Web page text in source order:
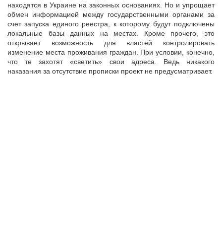
находятся в Украине на законных основаниях. Но и упрощает
обмен информацией между государственными органами за
счет запуска единого реестра, к которому будут подключены
локальные базы данных на местах. Кроме прочего, это
открывает возможность для властей контролировать
изменение места проживания граждан. При условии, конечно,
что те захотят «светить» свои адреса. Ведь никакого
наказания за отсутствие прописки проект не предусматривает.